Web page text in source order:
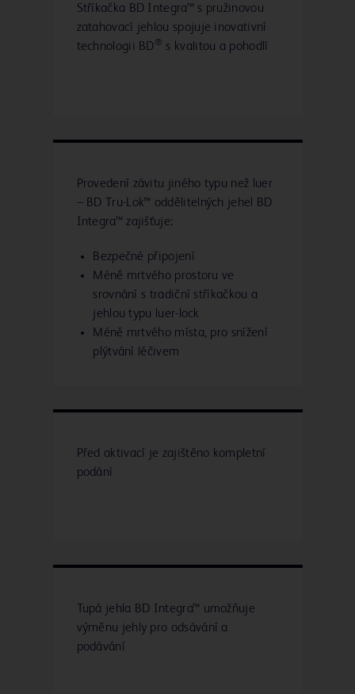
Stříkačka BD Integra™ s pružinovou
zatahovací jehlou spojuje inovativní
technologii BD® s kvalitou a pohodlí
Provedení závitu jiného typu než luer
– BD Tru-Lok™ oddělitelných jehel BD
Integra™ zajišťuje:
Bezpečné připojení
Méně mrtvého prostoru ve
srovnání s tradiční stříkačkou a
jehlou typu luer-lock
Méně mrtvého místa, pro snížení
plýtvání léčivem
Před aktivací je zajištěno kompletní
podání
Tupá jehla BD Integra™ umožňuje
výměnu jehly pro odsávání a
podávání